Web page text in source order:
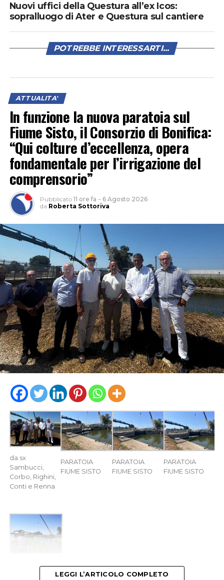
Nuovi uffici della Questura all’ex Icos:
sopralluogo di Ater e Questura sul cantiere
POTREBBE INTERESSARTI...
ATTUALITA'
In funzione la nuova paratoia sul
Fiume Sisto, il Consorzio di Bonifica:
“Qui colture d’eccellenza, opera
fondamentale per l’irrigazione del
comprensorio”
Pubblicato 11 ore fa – 6 Agosto 2026
da Roberta Sottoriva
da sx
Sambucci,
Corbo, Righini,
Conti e Renna
PARATOIA
FIUME SISTO
PARATOIA
FIUME SISTO
PARATOIA
FIUME SISTO
PARATOIA
LEGGI L’ARTICOLO COMPLETO